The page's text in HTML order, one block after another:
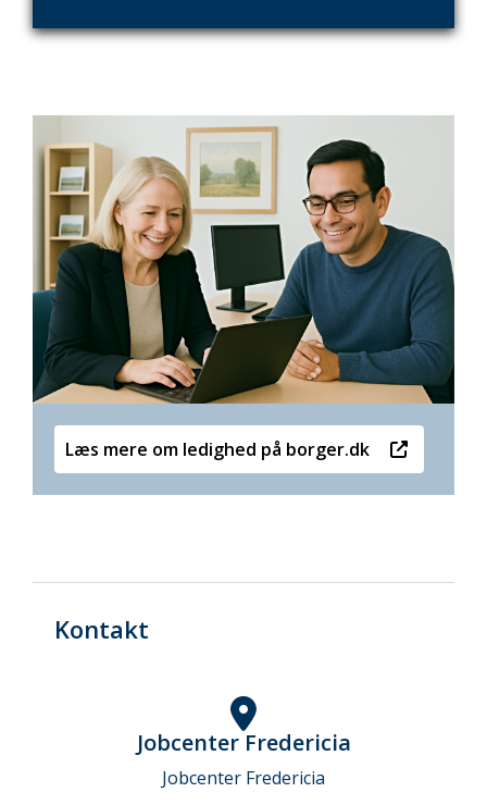
Læs mere om ledighed på borger.dk
Kontakt
Jobcenter Fredericia
Jobcenter Fredericia